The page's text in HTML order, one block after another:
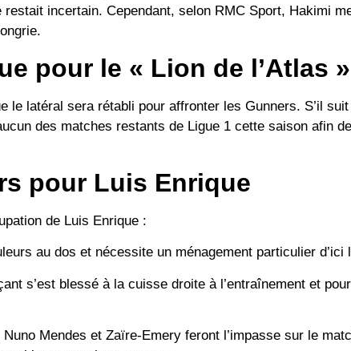
incertain. Cependant, selon RMC Sport, Hakimi
pour le « Lion de l’Atlas »
le latéral sera rétabli pour affronter les Gunners. S’il
des matches restants de Ligue 1 cette saison afin
pour Luis Enrique
de Luis Enrique :
au dos et nécessite un ménagement particulier d’ici
s’est blessé à la cuisse droite à l’entraînement et
Mendes et Zaïre-Emery feront l’impasse sur le